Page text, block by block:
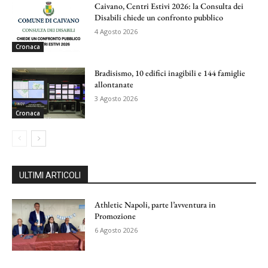
Cronaca
Caivano, Centri Estivi 2026: la Consulta dei
Disabili chiede un confronto pubblico
4 Agosto 2026
Cronaca
Bradisismo, 10 edifici inagibili e 144 famiglie
allontanate
3 Agosto 2026
ULTIMI ARTICOLI
Athletic Napoli, parte l’avventura in
Promozione
6 Agosto 2026